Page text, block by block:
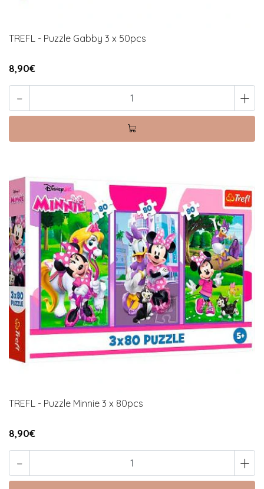
TREFL - Puzzle Gabby 3 x 50pcs
8,90€
- +
TREFL - Puzzle Minnie 3 x 80pcs
8,90€
- +